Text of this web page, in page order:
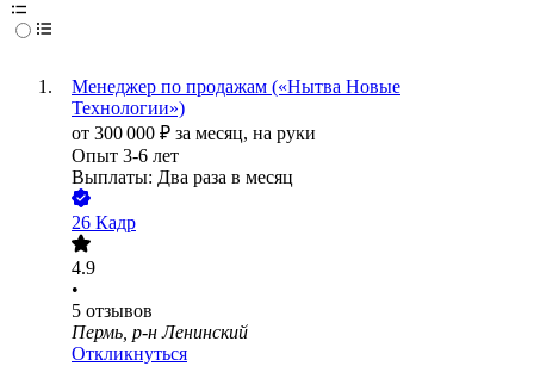
Менеджер по продажам («Нытва Новые
Технологии»)
от 300 000 ₽ за месяц, на руки
Опыт 3-6 лет
Выплаты: Два раза в месяц
26 Кадр
4.9
•
5 отзывов
Пермь, р-н Ленинский
Откликнуться